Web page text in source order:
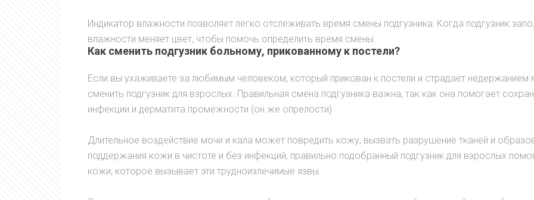
Индикатор влажности позволяет легко отслеживать время смены подгузника: Когда подгузник
влажности меняет цвет, чтобы помочь определить время смены.
Как сменить подгузник больному, прикованному к постели?
Если вы ухаживаете за любимым человеком, который прикован к постели и страдает
сменить подгузник для взрослых. Правильная смена подгузника важна, так как она помогает
инфекции и дерматита промежности (он же опрелости).
Длительное воздействие мочи и кала может повредить кожу, вызвать разрушение тканей и
поддержания кожи в чистоте и без инфекций, правильно подобранный подгузник для взрослых
кожи, которое вызывает эти трудноизлечимые язвы.